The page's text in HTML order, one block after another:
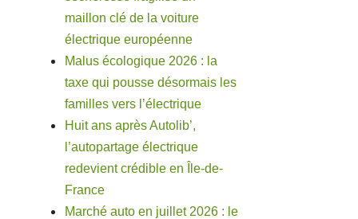
maillon clé de la voiture
électrique européenne
Malus écologique 2026 : la
taxe qui pousse désormais les
familles vers l’électrique
Huit ans après Autolib’,
l’autopartage électrique
redevient crédible en Île-de-
France
Marché auto en juillet 2026 : le